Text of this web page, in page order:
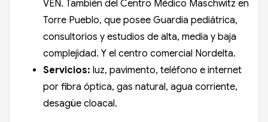
VEN. También del Centro Médico Maschwitz en
Torre Pueblo, que posee Guardia pediátrica,
consultorios y estudios de alta, media y baja
complejidad. Y el centro comercial Nordelta.
Servicios: luz, pavimento, teléfono e internet
por fibra óptica, gas natural, agua corriente,
desagüe cloacal.